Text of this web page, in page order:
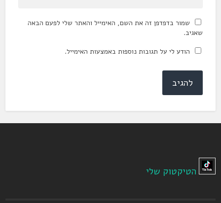
שמור בדפדפן זה את השם, האימייל והאתר שלי לפעם הבאה
שאגיב.
הודע לי על תגובות נוספות באמצעות האימייל.
הטיקטוק שלי